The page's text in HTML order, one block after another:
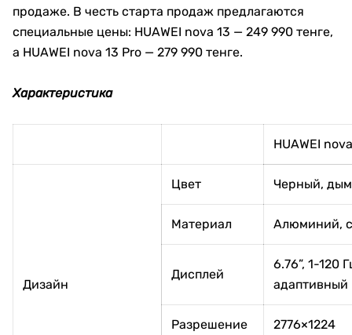
продаже. В честь старта продаж предлагаются
специальные цены: HUAWEI nova 13 — 249 990 тенге,
а HUAWEI nova 13 Pro — 279 990 тенге.
Характеристика
HUAWEI
Дизайн
Цвет Черный,
Материал Алюминий,
Дисплей
6.76”, 1-120
адаптивный
Разрешение 2776×1224